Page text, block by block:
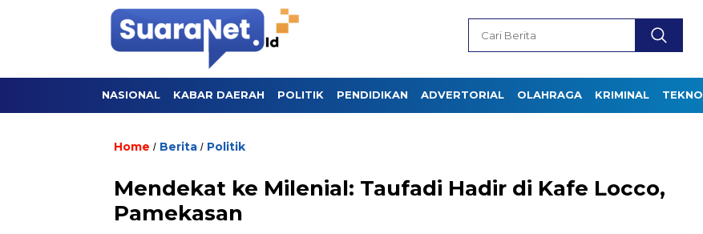
NASIONAL KABAR DAERAH POLITIK PENDIDIKAN ADVERTORIAL OLAHRAGA KRIMINAL TEKNO
Home / Berita / Politik
Mendekat ke Milenial: Taufadi Hadir di Kafe Locco,
Pamekasan